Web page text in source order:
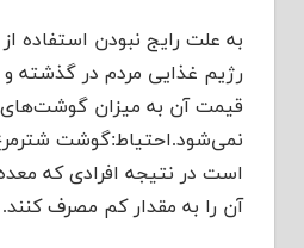
به علت رایج نبودن استفاده
رژیم غذایی مردم در گذشته و
قیمت آن به میزان گوشت‌های
نمی‌شود.احتیاط:گوشت
است در نتیجه افرادی که
آن را به مقدار کم مصرف کنند.